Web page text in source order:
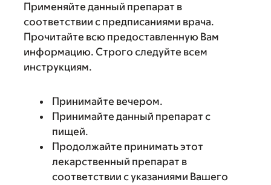
Применяйте данный препарат в
соответствии с предписаниями врача.
Прочитайте всю предоставленную Вам
информацию. Строго следуйте всем
инструкциям.
Принимайте вечером.
Принимайте данный препарат с
пищей.
Продолжайте принимать этот
лекарственный препарат в
соответствии с указаниями Вашего